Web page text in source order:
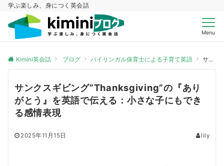
学ぶ楽しみ、身につく英会話
Menu
Kimini英会話 ブログ バイリンガル保育士による子育て英語 サンクスギビング”Thanksgiving”の『ありがとう』を英語で伝える：小さな子にもできる感情表現
サンクスギビング”Thanksgiving”の『あり
がとう』を英語で伝える：小さな子にもでき
る感情表現
2025年11月15日 lily